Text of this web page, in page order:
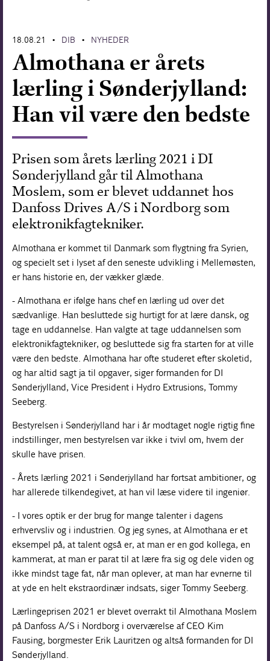
18.08.21 • DIB • NYHEDER
Almothana er årets
lærling i Sønderjylland:
Han vil være den bedste
Prisen som årets lærling 2021 i DI
Sønderjylland går til Almothana
Moslem, som er blevet uddannet hos
Danfoss Drives A/S i Nordborg som
elektronikfagtekniker.
Almothana er kommet til Danmark som flygtning fra Syrien,
og specielt set i lyset af den seneste udvikling i Mellemøsten,
er hans historie en, der vækker glæde.
- Almothana er ifølge hans chef en lærling ud over det
sædvanlige. Han besluttede sig hurtigt for at lære dansk, og
tage en uddannelse. Han valgte at tage uddannelsen som
elektronikfagtekniker, og besluttede sig fra starten for at ville
være den bedste. Almothana har ofte studeret efter skoletid,
og har altid sagt ja til opgaver, siger formanden for DI
Sønderjylland, Vice President i Hydro Extrusions, Tommy
Seeberg.
Bestyrelsen i Sønderjylland har i år modtaget nogle rigtig fine
indstillinger, men bestyrelsen var ikke i tvivl om, hvem der
skulle have prisen.
- Årets lærling 2021 i Sønderjylland har fortsat ambitioner, og
har allerede tilkendegivet, at han vil læse videre til ingeniør.
- I vores optik er der brug for mange talenter i dagens
erhvervsliv og i industrien. Og jeg synes, at Almothana er et
eksempel på, at talent også er, at man er en god kollega, en
kammerat, at man er parat til at lære fra sig og dele viden og
ikke mindst tage fat, når man oplever, at man har evnerne til
at yde en helt ekstraordinær indsats, siger Tommy Seeberg.
Lærlingeprisen 2021 er blevet overrakt til Almothana Moslem
på Danfoss A/S i Nordborg i overværelse af CEO Kim
Fausing, borgmester Erik Lauritzen og altså formanden for DI
Sønderjylland.